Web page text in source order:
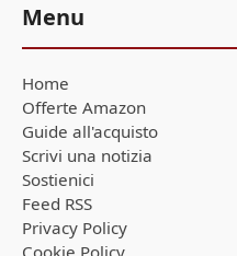
Menu
Home
Offerte Amazon
Guide all'acquisto
Scrivi una notizia
Sostienici
Feed RSS
Privacy Policy